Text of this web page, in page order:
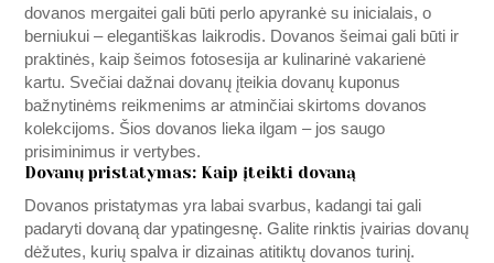
dovanos mergaitei gali būti perlo apyrankė su inicialais, o
berniukui – elegantiškas laikrodis. Dovanos šeimai gali būti ir
praktinės, kaip šeimos fotosesija ar kulinarinė vakarienė
kartu. Svečiai dažnai dovanų įteikia dovanų kuponus
bažnytinėms reikmenims ar atminčiai skirtoms dovanos
kolekcijoms. Šios dovanos lieka ilgam – jos saugo
prisiminimus ir vertybes.
Dovanų pristatymas: Kaip įteikti dovaną
Dovanos pristatymas yra labai svarbus, kadangi tai gali
padaryti dovaną dar ypatingesnę. Galite rinktis įvairias dovanų
dėžutes, kurių spalva ir dizainas atitiktų dovanos turinį.